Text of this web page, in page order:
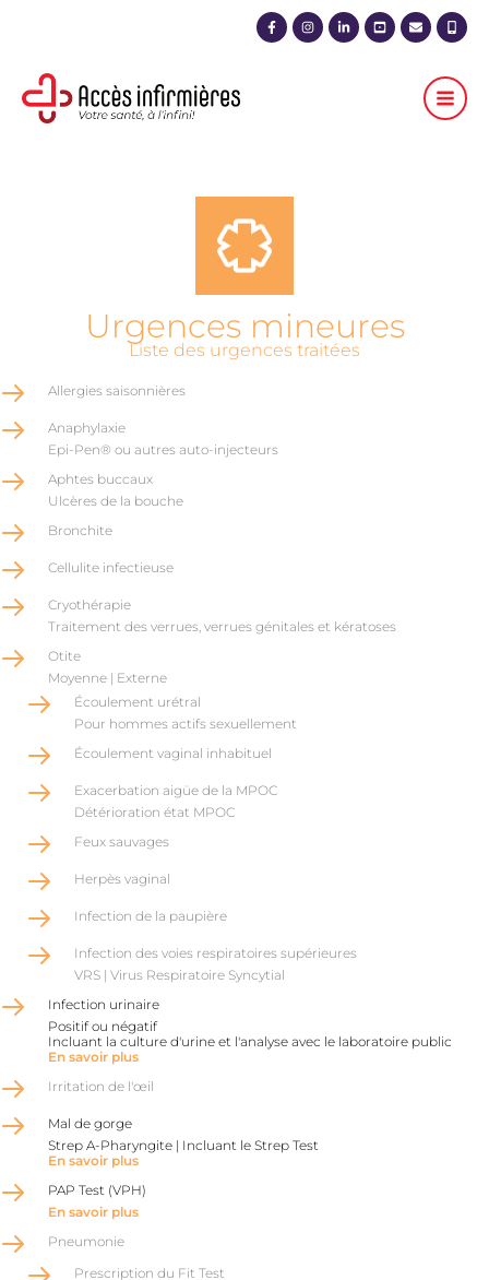
Urgences mineures
Liste des urgences traitées
Allergies saisonnières
Anaphylaxie
Epi-Pen® ou autres auto-injecteurs
Aphtes buccaux
Ulcères de la bouche
Bronchite
Cellulite infectieuse
Cryothérapie
Traitement des verrues, verrues génitales et kératoses
Otite
Moyenne | Externe
Écoulement urétral
Pour hommes actifs sexuellement
Écoulement vaginal inhabituel
Exacerbation aigüe de la MPOC
Détérioration état MPOC
Feux sauvages
Herpès vaginal
Infection de la paupière
Infection des voies respiratoires supérieures
VRS | Virus Respiratoire Syncytial
Infection urinaire
Positif ou négatif
Incluant la culture d'urine et l'analyse avec le laboratoire public
En savoir plus
Irritation de l'œil
Mal de gorge
Strep A-Pharyngite | Incluant le Strep Test
En savoir plus
PAP Test (VPH)
En savoir plus
Pneumonie
Prescription du Fit Test